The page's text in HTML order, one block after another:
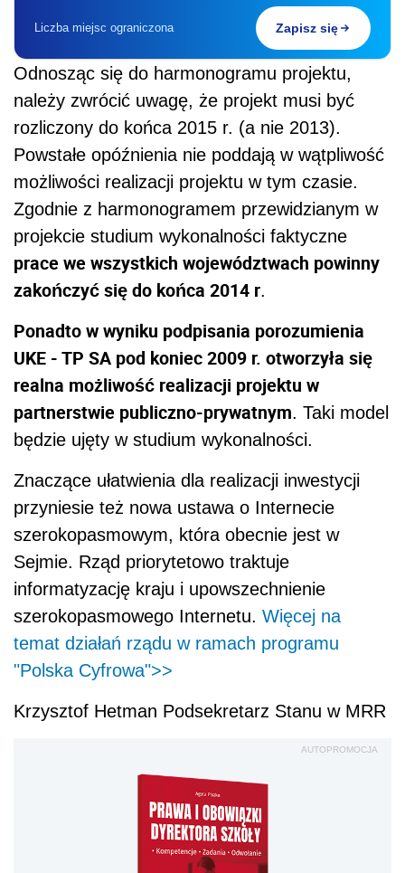
Liczba miejsc ograniczona Zapisz się
Odnosząc się do harmonogramu projektu,
należy zwrócić uwagę, że projekt musi być
rozliczony do końca 2015 r. (a nie 2013).
Powstałe opóźnienia nie poddają w wątpliwość
możliwości realizacji projektu w tym czasie.
Zgodnie z harmonogramem przewidzianym w
projekcie studium wykonalności faktyczne
prace we wszystkich województwach powinny
zakończyć się do końca 2014 r.
Ponadto w wyniku podpisania porozumienia
UKE - TP SA pod koniec 2009 r. otworzyła się
realna możliwość realizacji projektu w
partnerstwie publiczno-prywatnym. Taki model
będzie ujęty w studium wykonalności.
Znaczące ułatwienia dla realizacji inwestycji
przyniesie też nowa ustawa o Internecie
szerokopasmowym, która obecnie jest w
Sejmie. Rząd priorytetowo traktuje
informatyzację kraju i upowszechnienie
szerokopasmowego Internetu. Więcej na
temat działań rządu w ramach programu
"Polska Cyfrowa">>
Krzysztof Hetman Podsekretarz Stanu w MRR
AUTOPROMOCJA